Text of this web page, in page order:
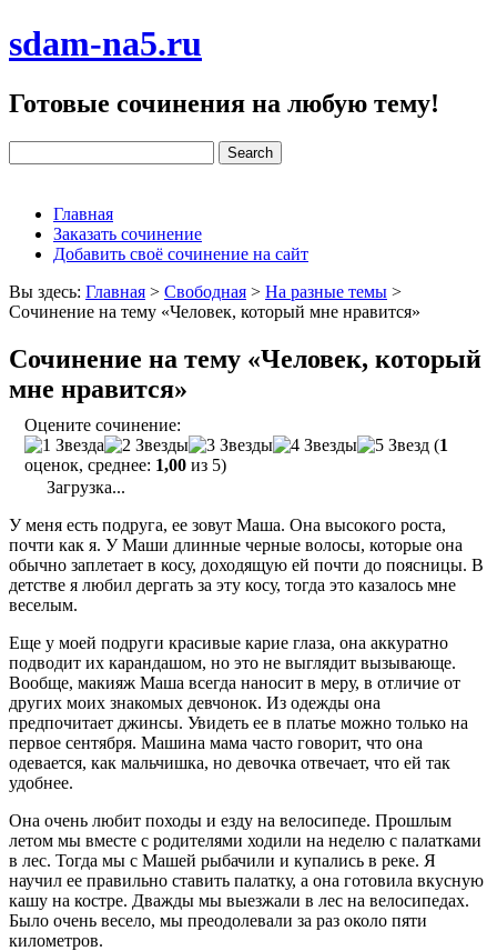
sdam-na5.ru
Готовые сочинения на любую тему!
Главная
Заказать сочинение
Добавить своё сочинение на сайт
Вы здесь: Главная > Свободная > На разные темы >
Сочинение на тему «Человек, который мне нравится»
Сочинение на тему «Человек, который
мне нравится»
Оцените сочинение:
(1
оценок, среднее: 1,00 из 5)
Загрузка...
У меня есть подруга, ее зовут Маша. Она высокого роста,
почти как я. У Маши длинные черные волосы, которые она
обычно заплетает в косу, доходящую ей почти до поясницы. В
детстве я любил дергать за эту косу, тогда это казалось мне
веселым.
Еще у моей подруги красивые карие глаза, она аккуратно
подводит их карандашом, но это не выглядит вызывающе.
Вообще, макияж Маша всегда наносит в меру, в отличие от
других моих знакомых девчонок. Из одежды она
предпочитает джинсы. Увидеть ее в платье можно только на
первое сентября. Машина мама часто говорит, что она
одевается, как мальчишка, но девочка отвечает, что ей так
удобнее.
Она очень любит походы и езду на велосипеде. Прошлым
летом мы вместе с родителями ходили на неделю с палатками
в лес. Тогда мы с Машей рыбачили и купались в реке. Я
научил ее правильно ставить палатку, а она готовила вкусную
кашу на костре. Дважды мы выезжали в лес на велосипедах.
Было очень весело, мы преодолевали за раз около пяти
километров.